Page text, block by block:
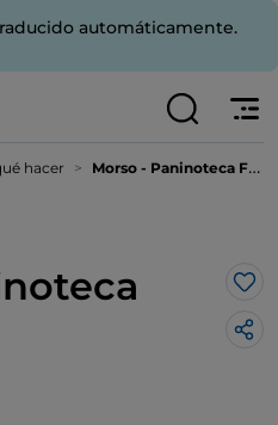
automáticamente.
hacer Morso - Paninoteca Fast Food
Me